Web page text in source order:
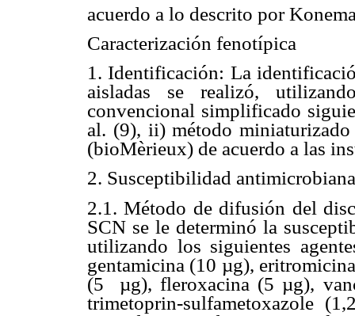
acuerdo a lo descrito por
Caracterización fenotípica
1. Identificación: La
aisladas se realizó,
convencional simplificado
al. (9), ii) método
(bioMèrieux) de acuerdo a las
2. Susceptibilidad antimicrobiana
2.1. Método de difusión del
SCN se le determinó la
utilizando los siguientes
gentamicina (10 µg),
(5 µg), fleroxacina (5 µg),
trimetoprin-sulfametoxazole